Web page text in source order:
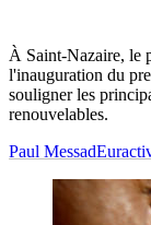
À Saint-Nazaire, le
l'inauguration du
souligner les
renouvelables.
Paul Messad